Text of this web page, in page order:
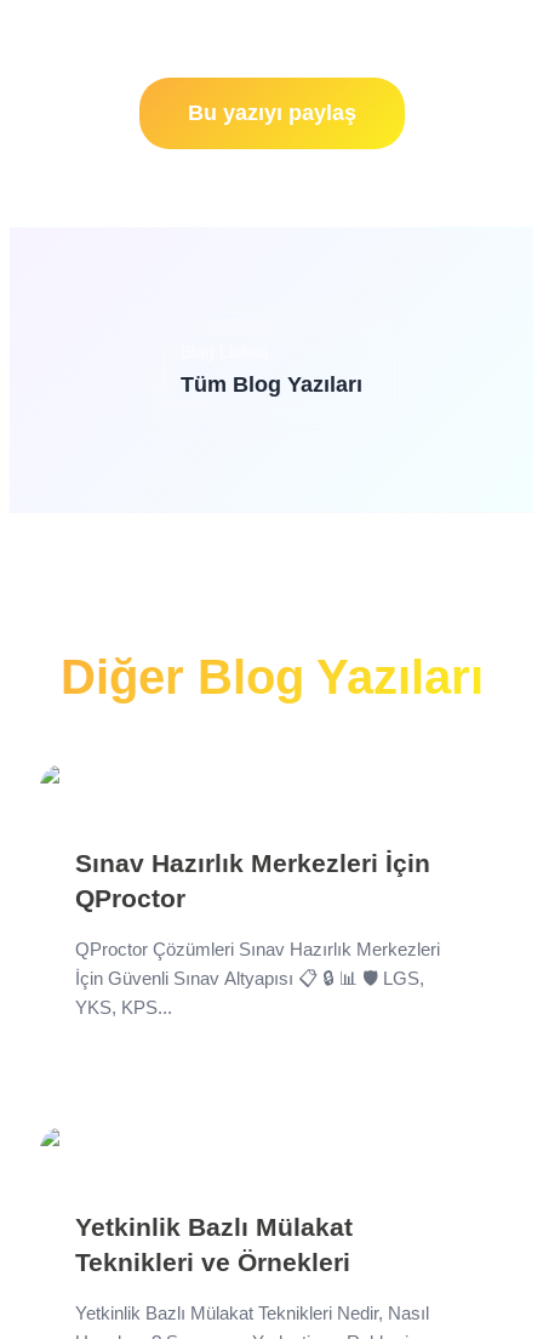
Bu yazıyı paylaş
Tüm Blog Yazıları
Diğer Blog Yazıları
Sınav Hazırlık Merkezleri İçin
QProctor
QProctor Çözümleri Sınav Hazırlık Merkezleri
İçin Güvenli Sınav Altyapısı 📋 🔒 📊 🛡️ LGS,
YKS, KPS...
Yetkinlik Bazlı Mülakat
Teknikleri ve Örnekleri
Yetkinlik Bazlı Mülakat Teknikleri Nedir, Nasıl